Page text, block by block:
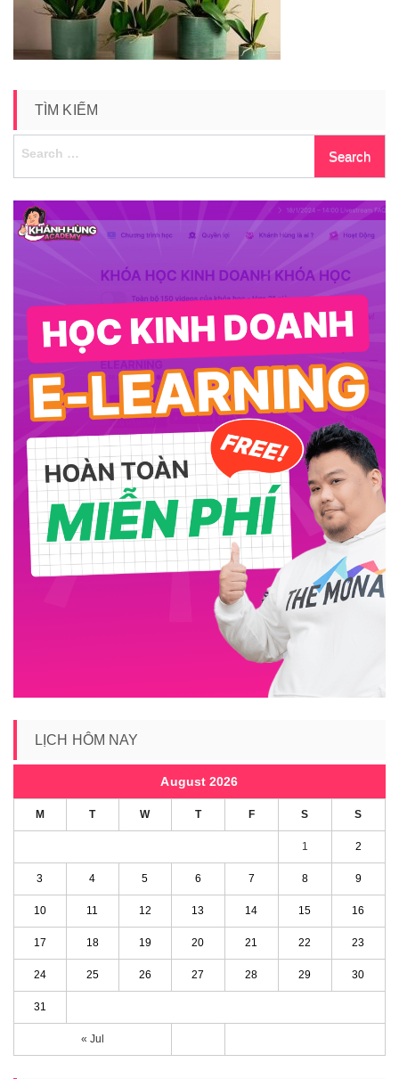
TÌM KIẾM
Search
LỊCH HÔM NAY
August 2026
M T W T F S S
« Jul
1 2
3 4 5 6 7 8 9
10 11 12 13 14 15 16
17 18 19 20 21 22 23
24 25 26 27 28 29 30
31